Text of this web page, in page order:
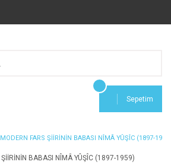
Sepetim
MODERN FARS ŞİİRİNİN BABASI NÎMÂ YÛŞÎC (1897-1959)